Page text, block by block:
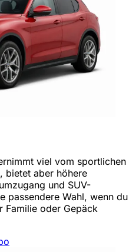
viel vom sportlichen
bietet aber höhere
und SUV-
passendere Wahl, wenn du
Familie oder Gepäck